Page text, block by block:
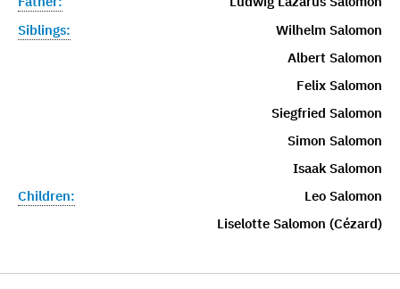
Siblings:
Wilhelm Salomon
Albert Salomon
Felix Salomon
Siegfried Salomon
Simon Salomon
Isaak Salomon
Children:
Leo Salomon
Liselotte Salomon (Cézard)